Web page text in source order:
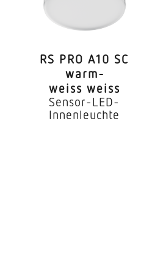
RS PRO A10 SC
warm­
weiss weiss
Sensor-LED-
Innenleuchte